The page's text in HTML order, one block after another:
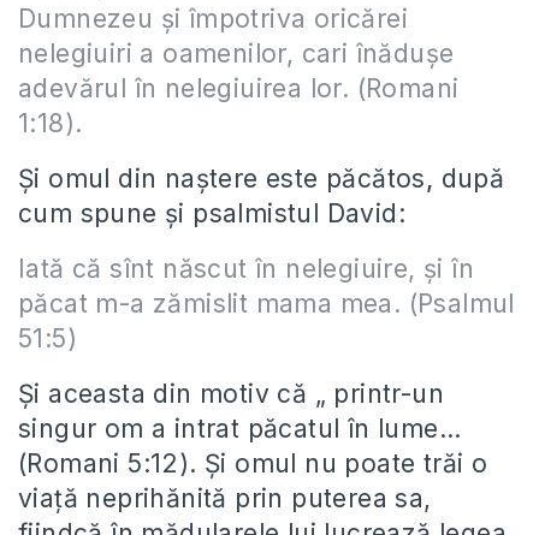
Dumnezeu şi împotriva oricărei
nelegiuiri a oamenilor, cari înăduşe
adevărul în nelegiuirea lor. (Romani
1:18).
Și omul din naștere este păcătos, după
cum spune și psalmistul David:
Iată că sînt născut în nelegiuire, şi în
păcat m-a zămislit mama mea. (Psalmul
51:5)
Și aceasta din motiv că „ printr-un
singur om a intrat păcatul în lume…
(Romani 5:12). Și omul nu poate trăi o
viață neprihănită prin puterea sa,